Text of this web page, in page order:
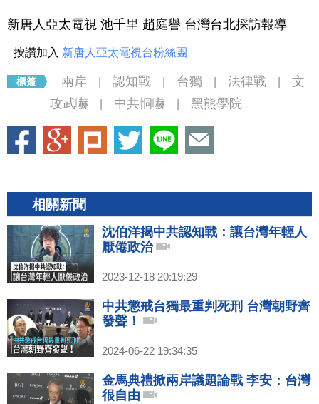
新唐人亞太電視 池千里 趙庭譽 台灣台北採訪報導
按讚加入 新唐人亞太電視台粉絲團
兩岸 認知戰 台獨 法律戰
文
攻武嚇
中共恫嚇 黑熊學院
相關新聞
沈伯洋揭中共認知戰：讓台灣年輕人
厭倦政治
2023-12-18 20:19:29
中共懲戒台獨最重判死刑 台灣朝野齊
發聲！
2024-06-22 19:34:35
金馬典禮掀兩岸議題論戰 李安：台灣
很自由